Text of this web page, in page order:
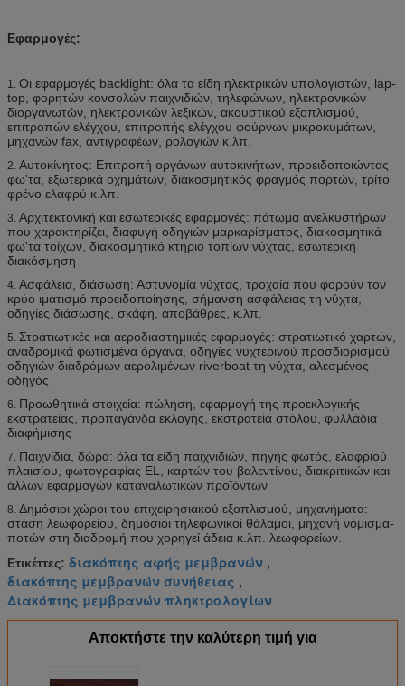
Εφαρμογές:
1. Οι εφαρμογές backlight: όλα τα είδη ηλεκτρικών υπολογιστών, lap-
top, φορητών κονσολών παιχνιδιών, τηλεφώνων, ηλεκτρονικών
διοργανωτών, ηλεκτρονικών λεξικών, ακουστικού εξοπλισμού,
επιτροπών ελέγχου, επιτροπής ελέγχου φούρνων μικροκυμάτων,
μηχανών fax, αντιγραφέων, ρολογιών κ.λπ.
2. Αυτοκίνητος: Επιτροπή οργάνων αυτοκινήτων, προειδοποιώντας
φω'τα, εξωτερικά οχημάτων, διακοσμητικός φραγμός πορτών, τρίτο
φρένο ελαφρύ κ.λπ.
3. Αρχιτεκτονική και εσωτερικές εφαρμογές: πάτωμα ανελκυστήρων
που χαρακτηρίζει, διαφυγή οδηγιών μαρκαρίσματος, διακοσμητικά
φω'τα τοίχων, διακοσμητικό κτήριο τοπίων νύχτας, εσωτερική
διακόσμηση
4. Ασφάλεια, διάσωση: Αστυνομία νύχτας, τροχαία που φορούν τον
κρύο ιματισμό προειδοποίησης, σήμανση ασφάλειας τη νύχτα,
οδηγίες διάσωσης, σκάφη, αποβάθρες, κ.λπ.
5. Στρατιωτικές και αεροδιαστημικές εφαρμογές: στρατιωτικό χαρτών,
αναδρομικά φωτισμένα όργανα, οδηγίες νυχτερινού προσδιορισμού
οδηγιών διαδρόμων αερολιμένων riverboat τη νύχτα, αλεσμένος
οδηγός
6. Προωθητικά στοιχεία: πώληση, εφαρμογή της προεκλογικής
εκστρατείας, προπαγάνδα εκλογής, εκστρατεία στόλου, φυλλάδια
διαφήμισης
7. Παιχνίδια, δώρα: όλα τα είδη παιχνιδιών, πηγής φωτός, ελαφριού
πλαισίου, φωτογραφίας EL, καρτών του βαλεντίνου, διακριτικών και
άλλων εφαρμογών καταναλωτικών προϊόντων
8. Δημόσιοι χώροι του επιχειρησιακού εξοπλισμού, μηχανήματα:
στάση λεωφορείου, δημόσιοι τηλεφωνικοί θάλαμοι, μηχανή νόμισμα-
ποτών στη διαδρομή που χορηγεί άδεια κ.λπ. λεωφορείων.
Ετικέττες: διακόπτης αφής μεμβρανών ,
διακόπτης μεμβρανών συνήθειας ,
Διακόπτης μεμβρανών πληκτρολογίων
Αποκτήστε την καλύτερη τιμή για